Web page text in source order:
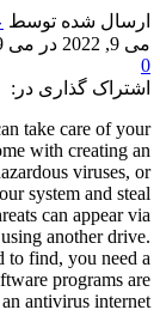
ارسال شده توسط
می 9, 2022
در می 9, 2022
0
اشتراک گذاری در:
take care of your
with creating an
viruses, or
system and steal
can appear via
another drive.
to find, you need a
programs are
antivirus internet?